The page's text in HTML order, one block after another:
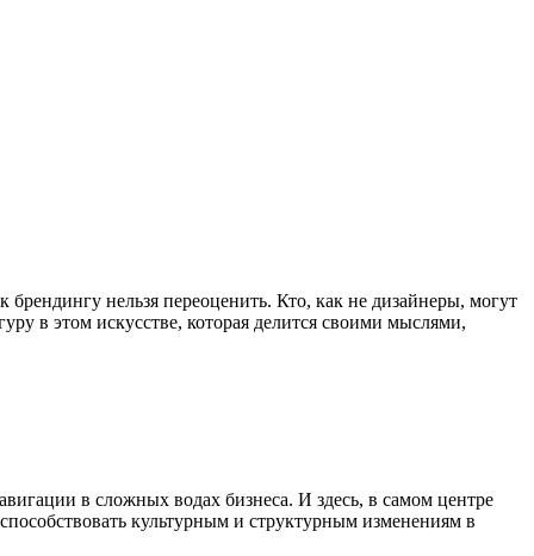
нельзя переоценить. Кто, как не дизайнеры, могут
в этом искусстве, которая делится своими мыслями,
в сложных водах бизнеса. И здесь, в самом центре
культурным и структурным изменениям в